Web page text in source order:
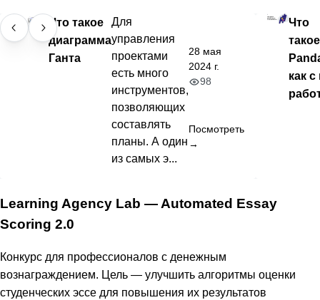
Что такое
диаграмма
Ганта
Для
управления
проектами
есть много
инструментов,
позволяющих
составлять
планы. А один
из самых э...
28 мая
2024 г.
98
Посмотреть
→
Что
такое
как
Learning Agency Lab — Automated Essay
Scoring 2.0
Конкурс для профессионалов с денежным
вознаграждением. Цель — улучшить алгоритмы оценки
студенческих эссе для повышения их результатов